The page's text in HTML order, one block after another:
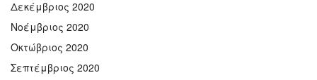
Δεκέμβριος 2020
Νοέμβριος 2020
Οκτώβριος 2020
Σεπτέμβριος 2020